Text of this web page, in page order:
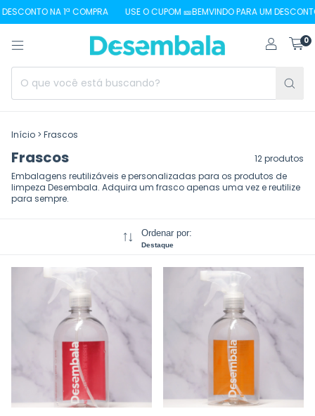
NA 1ª COMPRA USE O CUPOM 🎫BEMVINDO PARA UM DESCONTO
0
Início > Frascos
Frascos
12 produtos
Embalagens reutilizáveis e personalizadas para os produtos de
limpeza Desembala. Adquira um frasco apenas uma vez e reutilize
para sempre.
Ordenar por:
Destaque